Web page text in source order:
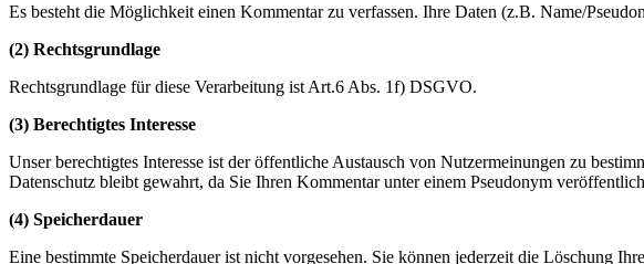
Es besteht die Möglichkeit einen Kommentar zu verfassen. Ihre Daten (z.B. Name/
(2) Rechtsgrundlage
Rechtsgrundlage für diese Verarbeitung ist Art.6 Abs. 1f) DSGVO.
(3) Berechtigtes Interesse
Unser berechtigtes Interesse ist der öffentliche Austausch von Nutzermeinungen zu
Datenschutz bleibt gewahrt, da Sie Ihren Kommentar unter einem Pseudonym
(4) Speicherdauer
Eine bestimmte Speicherdauer ist nicht vorgesehen. Sie können jederzeit die Löschung